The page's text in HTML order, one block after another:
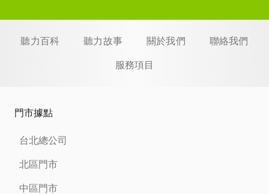
聽力百科 聽力故事 關於我們 聯絡我們
服務項目
門市據點
台北總公司
北區門市
中區門市